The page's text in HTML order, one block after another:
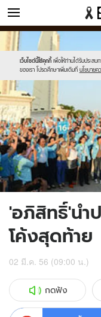
ข่าว
เว็บไซต์นี้ใช้คุกกี้ เพื่อให้ท่านได้รับประส
ของเรา โปรดศึกษาเพิ่มเติมที่ นโยบายค
Sanook
//s.isanook.com/sr/0/
new-
sanook.png
600
60
//s.isanook.com/ns/0/ud/
1.jpg
'อภิสิทธิ์'นำ
โค้งสุดท้าย
02 มี.ค. 56 (09:00 น.)
กดฟัง